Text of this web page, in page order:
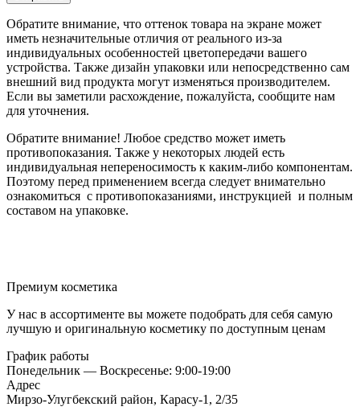
Обратите внимание, что оттенок товара на экране может
иметь незначительные отличия от реального из-за
индивидуальных особенностей цветопередачи вашего
устройства. Также дизайн упаковки или непосредственно сам
внешний вид продукта могут изменяться производителем.
Если вы заметили расхождение, пожалуйста, сообщите нам
для уточнения.
Обратите внимание! Любое средство может иметь
противопоказания. Также у некоторых людей есть
индивидуальная непереносимость к каким-либо компонентам.
Поэтому перед применением всегда следует внимательно
ознакомиться с противопоказаниями, инструкцией и полным
составом на упаковке.
Премиум косметика
У нас в ассортименте вы можете подобрать для себя самую
лучшую и оригинальную косметику по доступным ценам
График работы
Понедельник — Воскресенье: 9:00-19:00
Адрес
Мирзо-Улугбекский район, Карасу-1, 2/35